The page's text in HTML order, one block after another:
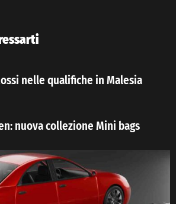
nelle qualifiche in Malesia
nuova collezione Mini bags